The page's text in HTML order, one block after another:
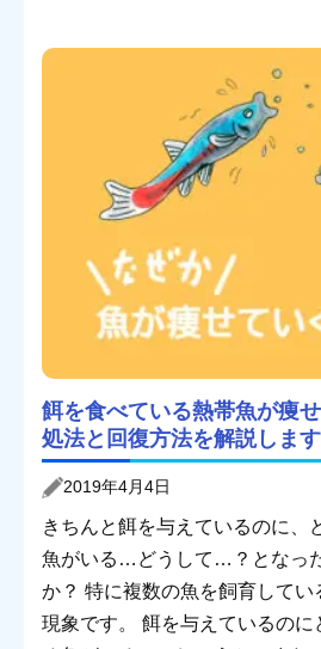
餌を食べている熱帯魚が痩
処法と回復方法を解説します
2019年4月4日
きちんと餌を与えているのに、
魚がいる…どうして…？となっ
か？ 特に複数の魚を飼育してい
現象です。 餌を与えているのに